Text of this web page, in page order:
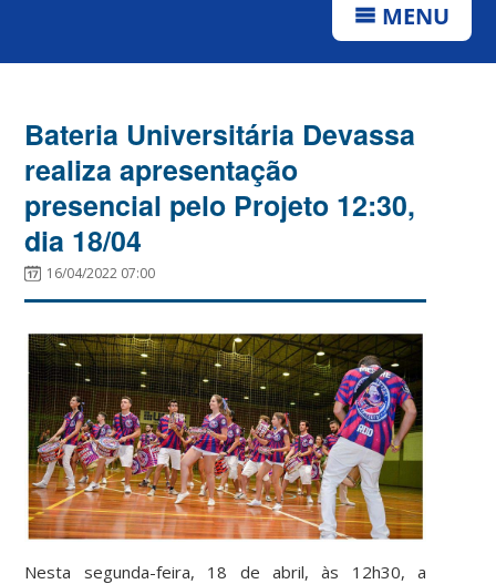
MENU
Bateria Universitária Devassa
realiza apresentação
presencial pelo Projeto 12:30,
dia 18/04
16/04/2022 07:00
Nesta segunda-feira, 18 de abril, às 12h30, a